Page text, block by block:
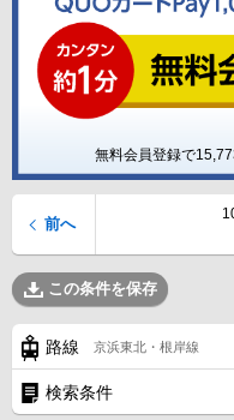
無料会員登録で
前へ
この条件を保存
路線 京浜東北・根岸線
検索条件